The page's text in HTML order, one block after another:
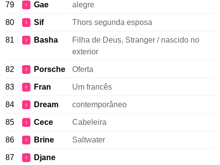
79 ♀ Gae alegre
80 ♀ Sif Thors segunda esposa
81 ♀ Basha
Filha de Deus, Stranger / nascido no
exterior
82 ♀ Porsche Oferta
83 ♀ Fran Um francês
84 ♀ Dream contemporâneo
85 ♀ Cece Cabeleira
86 ♀ Brine Saltwater
87 ♀ Djane